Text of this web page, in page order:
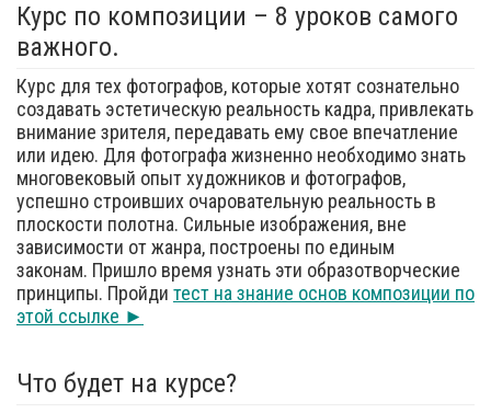
Курс по композиции – 8 уроков самого
важного.
Курс для тех фотографов, которые хотят сознательно
создавать эстетическую реальность кадра, привлекать
внимание зрителя, передавать ему свое впечатление
или идею. Для фотографа жизненно необходимо знать
многовековый опыт художников и фотографов,
успешно строивших очаровательную реальность в
плоскости полотна. Сильные изображения, вне
зависимости от жанра, построены по единым
законам. Пришло время узнать эти образотворческие
принципы. Пройди тест на знание основ композиции по
этой ссылке ►
Что будет на курсе?